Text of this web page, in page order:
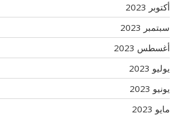
أكتوبر 2023
سبتمبر 2023
أغسطس 2023
يوليو 2023
يونيو 2023
مايو 2023